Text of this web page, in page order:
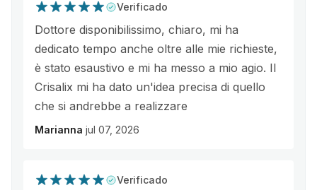
Verificado
Dottore disponibilissimo, chiaro, mi ha
dedicato tempo anche oltre alle mie richieste,
è stato esaustivo e mi ha messo a mio agio. Il
Crisalix mi ha dato un'idea precisa di quello
che si andrebbe a realizzare
Marianna jul 07, 2026
Verificado